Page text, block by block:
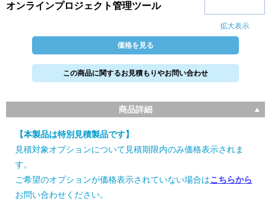
拡大表示
オンラインプロジェクト管理ツール
価格を見る
この商品に関するお見積もりやお問い合わせ
商品詳細
【本製品は特別見積製品です】
見積対象オプションについて見積期限内のみ価格表示されま
す。
ご希望のオプションが価格表示されていない場合はこちらから
お問い合わせください。